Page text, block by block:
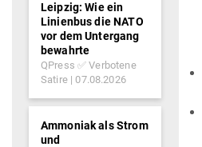
Leipzig: Wie ein
Linienbus die NATO
vor dem Untergang
bewahrte
QPress ✅ Verbotene
Satire
07.08.2026
Ammoniak als Strom
und